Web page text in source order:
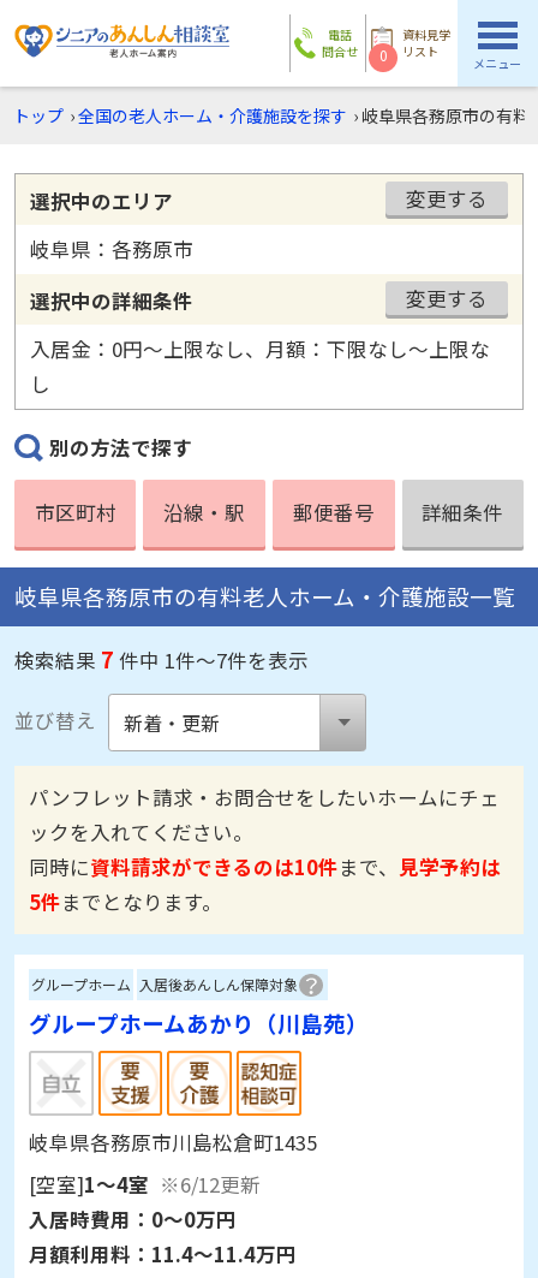
電話
問合せ
資料見学
リスト
0 メニュー
トップ ›全国の老人ホーム・介護施設を探す › 岐阜県各務原市の有料
選択中のエリア
変更する
岐阜県：各務原市
選択中の詳細条件
変更する
入居金：0円〜上限なし、月額：下限なし〜上限な
し
別の方法で探す
市区町村 沿線・駅 郵便番号 詳細条件
岐阜県各務原市の有料老人ホーム・介護施設一覧
検索結果 7 件中 1件～7件を表示
並び替え
パンフレット請求・お問合せをしたいホームにチェ
ックを入れてください。
同時に資料請求ができるのは10件まで、 見学予約は
5件までとなります。
グループホーム 入居後あんしん保障対象
グループホームあかり（川島苑）
岐阜県各務原市川島松倉町1435
[空室]1～4室 ※6/12更新
入居時費用： 0～0万円
月額利用料： 11.4～11.4万円